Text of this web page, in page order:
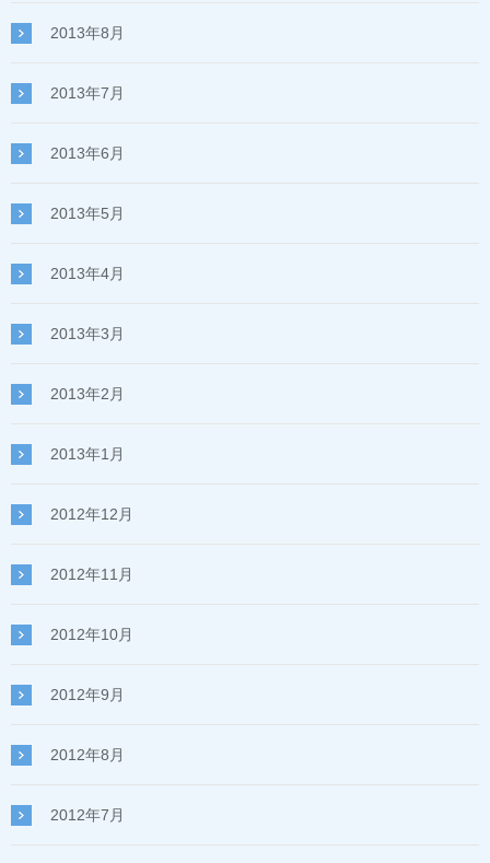
2013年8月
2013年7月
2013年6月
2013年5月
2013年4月
2013年3月
2013年2月
2013年1月
2012年12月
2012年11月
2012年10月
2012年9月
2012年8月
2012年7月